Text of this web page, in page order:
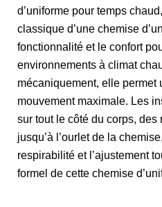
d’uniforme pour temps
classique d’une chemise
fonctionnalité et le confort
environnements à climat
mécaniquement, elle permet
mouvement maximale. Les
sur tout le côté du corps,
jusqu’à l’ourlet de la
respirabilité et l’ajustement
formel de cette chemise